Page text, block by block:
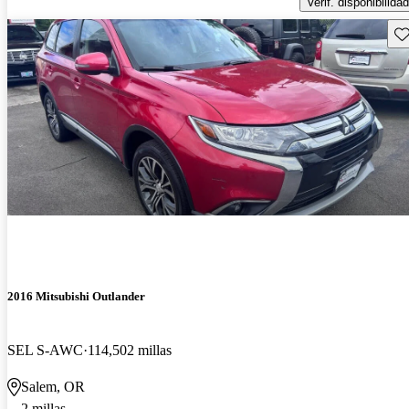
2016 Mitsubishi Outlander
SEL S-AWC 114,502 millas
Salem, OR